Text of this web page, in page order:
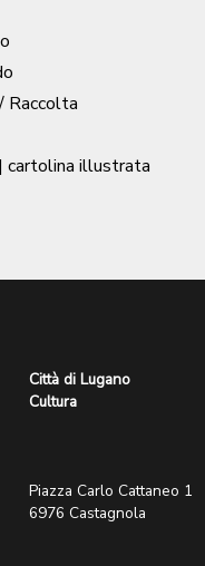
Raccolta
| cartolina illustrata
Città di Lugano
Cultura
Piazza Carlo Cattaneo 1
6976 Castagnola